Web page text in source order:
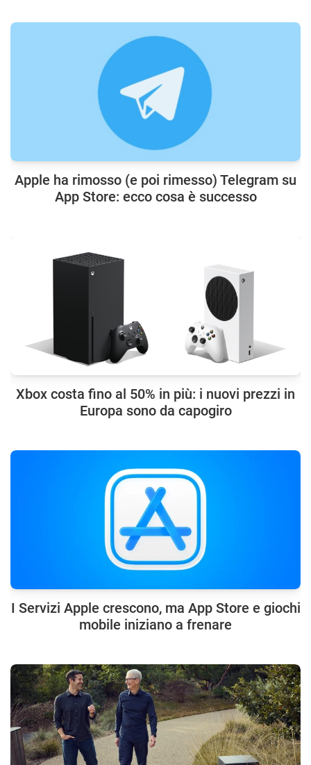
Apple ha rimosso (e poi rimesso) Telegram su
App Store: ecco cosa è successo
Xbox costa fino al 50% in più: i nuovi prezzi in
Europa sono da capogiro
I Servizi Apple crescono, ma App Store e giochi
mobile iniziano a frenare